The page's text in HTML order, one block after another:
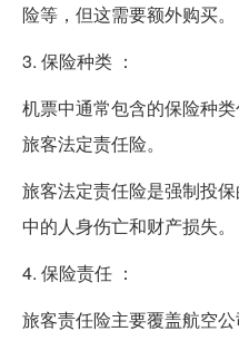
险等，但这需要额外购买。
3. 保险种类 ：
机票中通常包含的保险种
旅客法定责任险。
旅客法定责任险是强制投
中的人身伤亡和财产损失。
4. 保险责任 ：
旅客责任险主要覆盖航空